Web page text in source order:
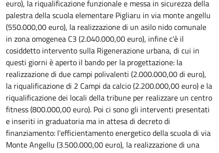
euro), la riqualificazione funzionale e messa in sicurezza della
palestra della scuola elementare Pigliaru in via monte angellu
(550.000,00 euro), la realizzazione di un asilo nido comunale
in zona omogenea C3 (2.040.000,00 euro), infine c'è il
cosiddetto intervento sulla Rigenerazione urbana, di cui in
questi giorni è aperto il bando per la progettazione: la
realizzazione di due campi polivalenti (2.000.000,00 di euro),
la riqualificazione di 2 Campi da calcio (2.200.000,00 euro) e la
riqualificazione dei locali della tribune per realizzare un centro
fitness (800.000,00 euro). Poi ci sono gli interventi presentati
e inseriti in graduatoria ma in attesa di decreto di
finanziamento: l'efficientamento energetico della scuola di via
Monte Angellu (3.500.000,00 euro), la realizzazione di una